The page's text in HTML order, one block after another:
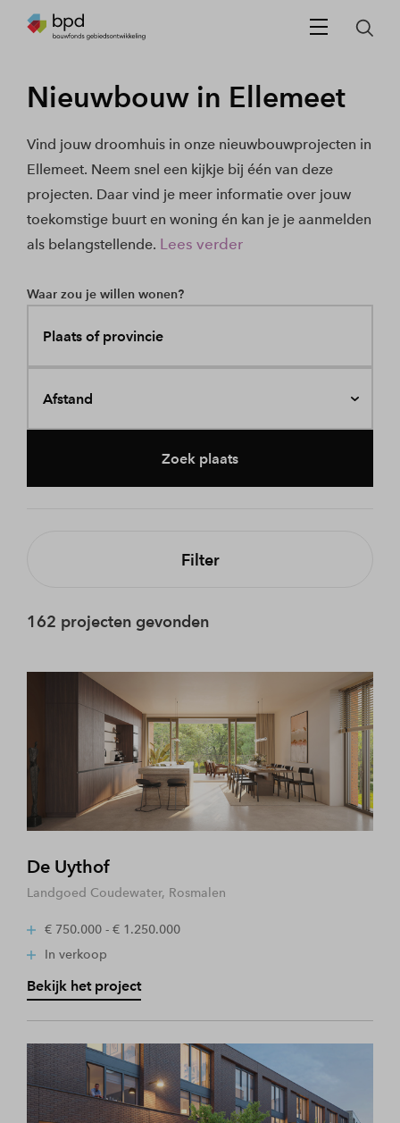
Nieuwbouw in Ellemeet
Vind jouw droomhuis in onze nieuwbouwprojecten in
Ellemeet. Neem snel een kijkje bij één van deze
projecten. Daar vind je meer informatie over jouw
toekomstige buurt en woning én kan je je aanmelden
als belangstellende. Lees verder
Waar zou je willen wonen?
Plaats of provincie
Afstand
Zoek plaats
Filter
162 projecten gevonden
De Uythof
Landgoed Coudewater, Rosmalen
€ 750.000 - € 1.250.000
In verkoop
Bekijk het project